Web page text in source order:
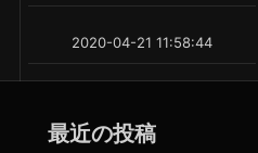
2020-04-21 11:58:44
最近の投稿